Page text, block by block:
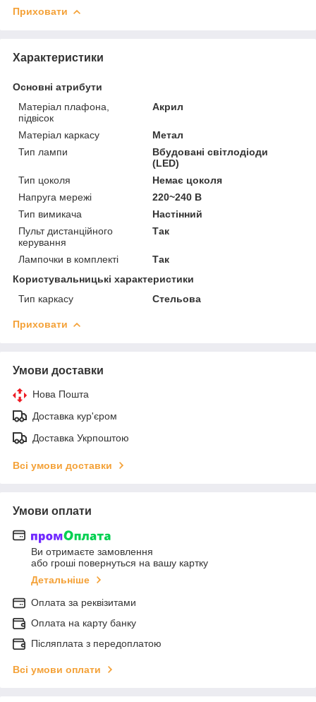
Приховати
Характеристики
Основні атрибути
Матеріал плафона,
підвісок
Акрил
Матеріал каркасу
Метал
Тип лампи
Вбудовані світлодіоди
(LED)
Тип цоколя
Немає цоколя
Напруга мережі
220~240 В
Тип вимикача
Настінний
Пульт дистанційного
керування
Так
Лампочки в комплекті
Так
Користувальницькі характеристики
Тип каркасу
Стельова
Приховати
Умови доставки
Нова Пошта
Доставка кур'єром
Доставка Укрпоштою
Всі умови доставки
Умови оплати
Ви отримаєте замовлення
або гроші повернуться на вашу картку
Детальніше
Оплата за реквізитами
Оплата на карту банку
Післяплата з передоплатою
Всі умови оплати